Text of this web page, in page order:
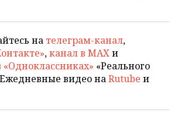
на телеграм-канал,
,канал в MAXи
«Одноклассниках» «Реального
видео наRutube и